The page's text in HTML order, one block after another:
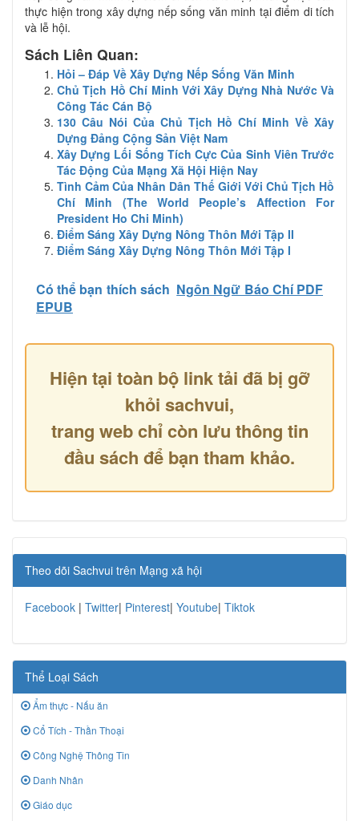
thực hiện trong xây dựng nếp sống văn minh tại điểm di tích
và lễ hội.
Sách Liên Quan:
Hỏi – Đáp Về Xây Dựng Nếp Sống Văn Minh
Chủ Tịch Hồ Chí Minh Với Xây Dựng Nhà Nước Và
Công Tác Cán Bộ
130 Câu Nói Của Chủ Tịch Hồ Chí Minh Về Xây
Dựng Đảng Cộng Sản Việt Nam
Xây Dựng Lối Sống Tích Cực Của Sinh Viên Trước
Tác Động Của Mạng Xã Hội Hiện Nay
Tình Cảm Của Nhân Dân Thế Giới Với Chủ Tịch Hồ
Chí Minh (The World People’s Affection For
President Ho Chi Minh)
Điểm Sáng Xây Dựng Nông Thôn Mới Tập II
Điểm Sáng Xây Dựng Nông Thôn Mới Tập I
Có thể bạn thích sách Ngôn Ngữ Báo Chí PDF
EPUB
Hiện tại toàn bộ link tải đã bị gỡ
khỏi sachvui,
trang web chỉ còn lưu thông tin
đầu sách để bạn tham khảo.
Theo dõi Sachvui trên Mạng xã hội
Facebook | Twitter| Pinterest| Youtube| Tiktok
Thể Loại Sách
Ẩm thực - Nấu ăn
Cổ Tích - Thần Thoại
Công Nghệ Thông Tin
Danh Nhân
Giáo dục